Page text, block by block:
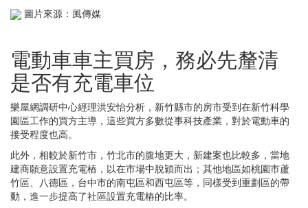
圖片來源：風傳媒
電動車車主買房，務必先釐清
是否有充電車位
樂屋網調研中心經理洪安怡分析，新竹縣市的房市受到在新竹科學
園區工作的買方主導，這些買方多數從事科技產業，對於電動車的
接受程度也高。
此外，相較於新竹市，竹北市的腹地更大，新建案也比較多，當地
建商願意設置充電樁，以在市場中脫穎而出；其他地區如桃園市蘆
竹區、八德區，台中市的南屯區和西屯區等，同樣受到重劃區的帶
動，進一步提高了社區設置充電樁的比率。